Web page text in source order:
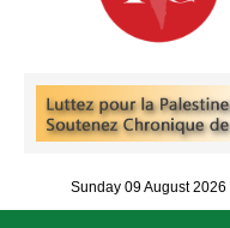
Sunday 09 August 2026